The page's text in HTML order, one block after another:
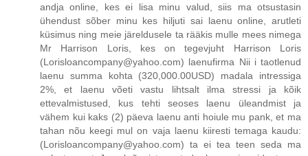
andja online, kes ei lisa minu valud, siis ma otsustasin
ühendust sõber minu kes hiljuti sai laenu online, arutleti
küsimus ning meie järeldusele ta rääkis mulle mees nimega
Mr Harrison Loris, kes on tegevjuht Harrison Loris
(Lorisloancompany@yahoo.com) laenufirma Nii i taotlenud
laenu summa kohta (320,000.00USD) madala intressiga
2%, et laenu võeti vastu lihtsalt ilma stressi ja kõik
ettevalmistused, kus tehti seoses laenu üleandmist ja
vähem kui kaks (2) päeva laenu anti hoiule mu pank, et ma
tahan nõu keegi mul on vaja laenu kiiresti temaga kaudu:
(Lorisloancompany@yahoo.com) ta ei tea teen seda ma